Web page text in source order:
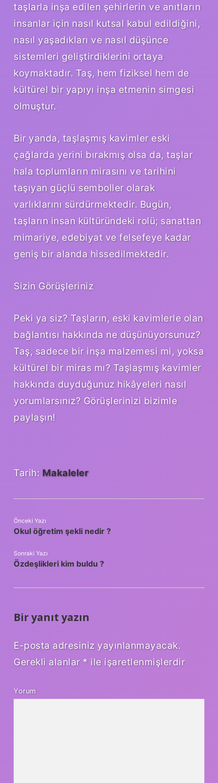
taşlarla inşa edilen şehirlerin ve anıtların
insanlar için nasıl kutsal kabul edildiğini,
nasıl yaşadıkları ve nasıl düşünce
sistemleri geliştirdiklerini ortaya
koymaktadır. Taş, hem fiziksel hem de
kültürel bir yapıyı inşa etmenin simgesi
olmuştur.
Bir yanda, taşlaşmış kavimler eski
çağlarda yerini bırakmış olsa da, taşlar
hala toplumların mirasını ve tarihini
taşıyan güçlü semboller olarak
varlıklarını sürdürmektedir. Bugün,
taşların insan kültüründeki rolü; sanattan
mimariye, edebiyat ve felsefeye kadar
geniş bir alanda hissedilmektedir.
Sizin Görüşleriniz
Peki ya siz? Taşların, eski kavimlerle olan
bağlantısı hakkında ne düşünüyorsunuz?
Taş, sadece bir inşa malzemesi mi, yoksa
kültürel bir miras mı? Taşlaşmış kavimler
hakkında duyduğunuz hikâyeleri nasıl
yorumlarsınız? Görüşlerinizi bizimle
paylaşın!
Tarih: Makaleler
Önceki Yazı
Okul öğretim şekli nedir ?
Sonraki Yazı
Özdeşlikleri kim buldu ?
Bir yanıt yazın
E-posta adresiniz yayınlanmayacak.
Gerekli alanlar * ile işaretlenmişlerdir
Yorum